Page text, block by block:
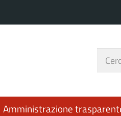
Cerca
Amministrazione